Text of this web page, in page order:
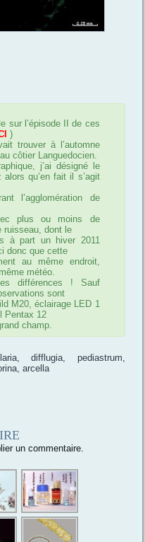
sur l’épisode II de ces
)
trouver à l’automne
côtier Languedocien.
j’ai désigné le
qu’en fait il s’agit
l’agglomération de
plus ou moins de
ruisseau, dont le
à part un hiver 2011
donc que cette
au même endroit,
météo.
différences ! Sauf
sont
M20, éclairage LED 1
Pentax 12
champ.
difflugia, pediastrum,
arcella
un commentaire.